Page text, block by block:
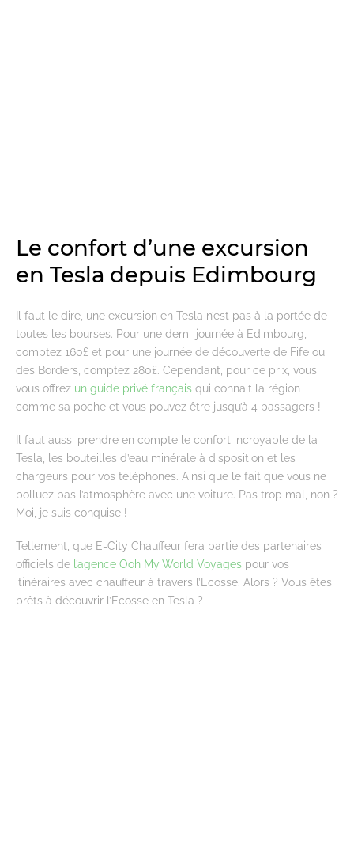
Le confort d’une excursion
en Tesla depuis Edimbourg
Il faut le dire, une excursion en Tesla n’est pas à la portée de
toutes les bourses. Pour une demi-journée à Edimbourg,
comptez 160£ et pour une journée de découverte de Fife ou
des Borders, comptez 280£. Cependant, pour ce prix, vous
vous offrez un guide privé français qui connait la région
comme sa poche et vous pouvez être jusqu’à 4 passagers !
Il faut aussi prendre en compte le confort incroyable de la
Tesla, les bouteilles d’eau minérale à disposition et les
chargeurs pour vos téléphones. Ainsi que le fait que vous ne
polluez pas l’atmosphère avec une voiture. Pas trop mal, non ?
Moi, je suis conquise !
Tellement, que E-City Chauffeur fera partie des partenaires
officiels de l’agence Ooh My World Voyages pour vos
itinéraires avec chauffeur à travers l’Ecosse. Alors ? Vous êtes
prêts à découvrir l’Ecosse en Tesla ?